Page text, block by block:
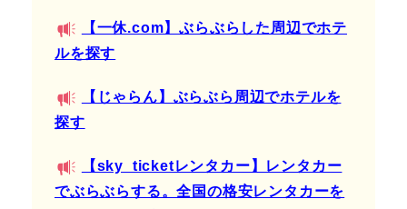
【一休.com】ぶらぶらした周辺でホテ
ルを探す
【じゃらん】ぶらぶら周辺でホテルを
探す
【sky_ticketレンタカー】レンタカー
でぶらぶらする。全国の格安レンタカーを